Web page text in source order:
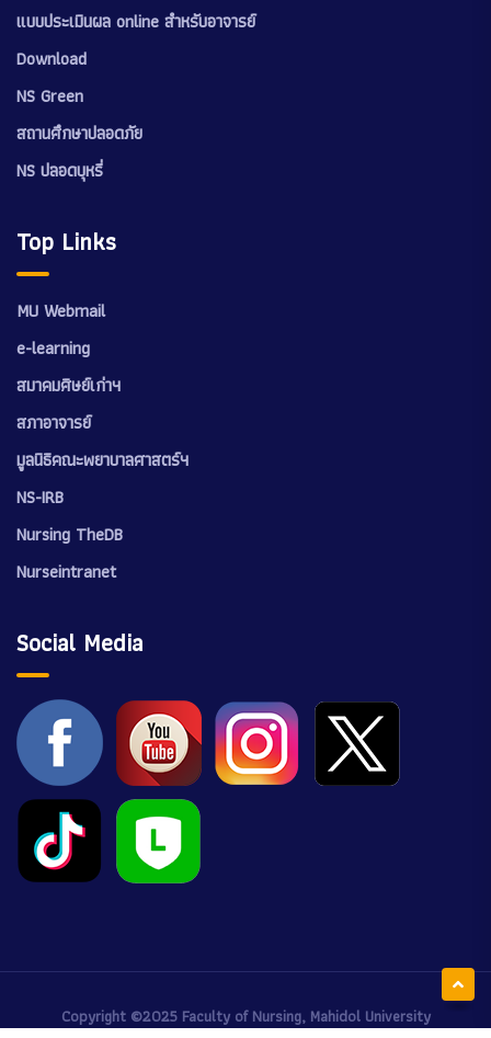
แบบประเมินผล online สำหรับอาจารย์
Download
NS Green
สถานศึกษาปลอดภัย
NS ปลอดบุหรี่
Top Links
MU Webmail
e-learning
สมาคมศิษย์เก่าฯ
สภาอาจารย์
มูลนิธิคณะพยาบาลศาสตร์ฯ
NS-IRB
Nursing TheDB
Nurseintranet
Social Media
Copyright ©2025 Faculty of Nursing, Mahidol University